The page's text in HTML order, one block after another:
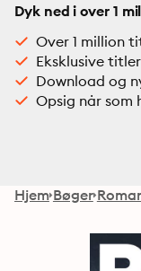
Dyk ned i over 1
Over 1 million
Eksklusive
Download og
Opsig når som
Hjem Bøger